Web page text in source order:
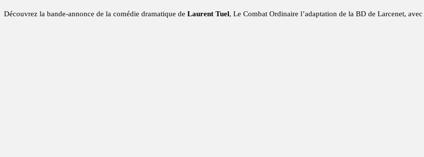
Découvrez la bande-annonce de la comédie dramatique de Laurent Tuel, Le Combat Ordinaire l’adaptation de la BD de Larcenet, avec